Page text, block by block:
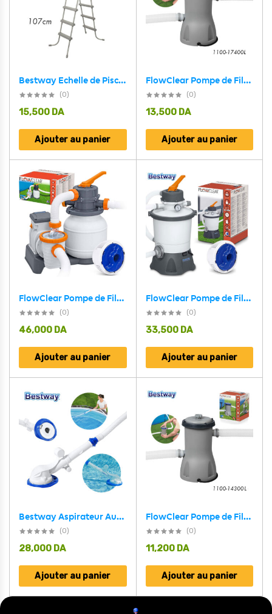
Bestway Echelle de Piscine 3 Marches 107cm 150kg 58335
(0)
15,500 DA
Ajouter au panier
FlowClear Pompe de Filtre à Cartouche 1100-17400L Bestway 58386
(0)
13,500 DA
Ajouter au panier
FlowClear Pompe de Filtre à Sable 1100-42300L Bestway 58497
(0)
46,000 DA
Ajouter au panier
FlowClear Pompe de Filtre à Sable 1100-18100L Bestway 58515
(0)
33,500 DA
Ajouter au panier
Bestway Aspirateur Automatique Pour Le Nettoyage Des Piscines Hors Sol 58628
(0)
28,000 DA
Ajouter au panier
FlowClear Pompe de Filtre à Cartouche 1100-14300L Bestway 58383
(0)
11,200 DA
Ajouter au panier